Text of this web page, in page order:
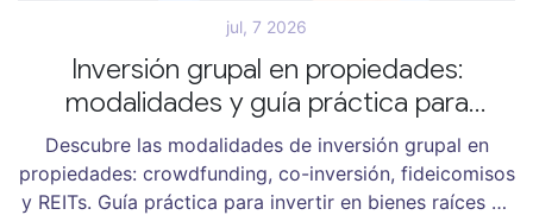
jul, 7 2026
Inversión grupal en propiedades:
modalidades y guía práctica para
Argentina
Descubre las modalidades de inversión grupal en
propiedades: crowdfunding, co-inversión, fideicomisos
y REITs. Guía práctica para invertir en bienes raíces en